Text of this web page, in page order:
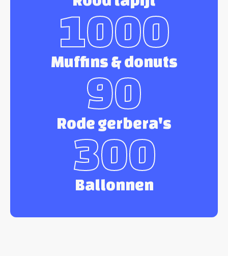
1000
Muffins & donuts
90
Rode gerbera's
300
Ballonnen